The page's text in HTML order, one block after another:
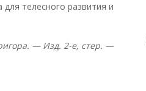
телесного развития и
— Изд. 2-е, стер. —